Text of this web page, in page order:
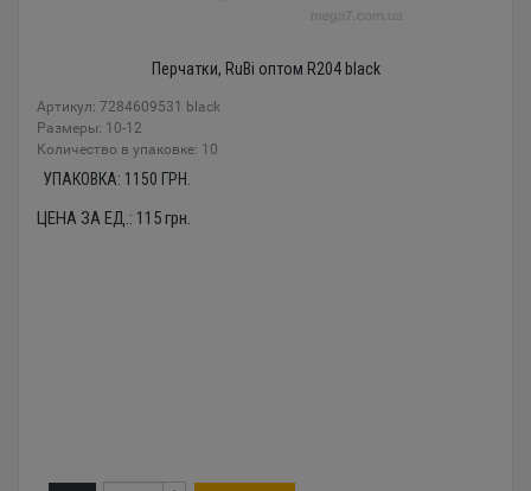
Перчатки, RuBi оптом R204 black
Артикул: 7284609531 black
Размеры: 10-12
Количество в упаковке: 10
УПАКОВКА: 1150 ГРН.
ЦЕНА ЗА ЕД.: 115грн.